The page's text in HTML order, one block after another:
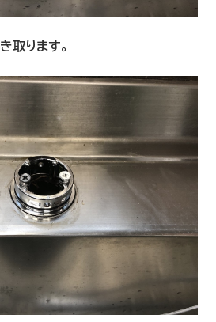
取ります。